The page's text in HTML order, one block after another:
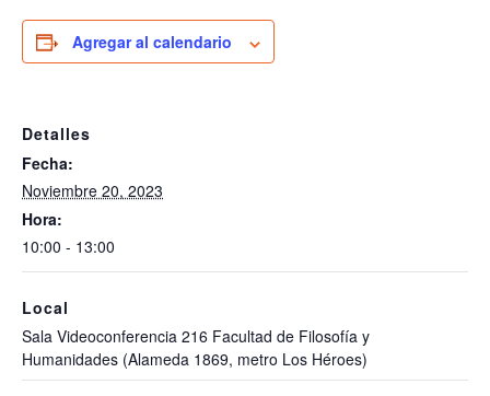
Agregar al calendario
Detalles
Fecha:
Noviembre 20, 2023
Hora:
10:00 - 13:00
Local
Sala Videoconferencia 216 Facultad de Filosofía y
Humanidades (Alameda 1869, metro Los Héroes)